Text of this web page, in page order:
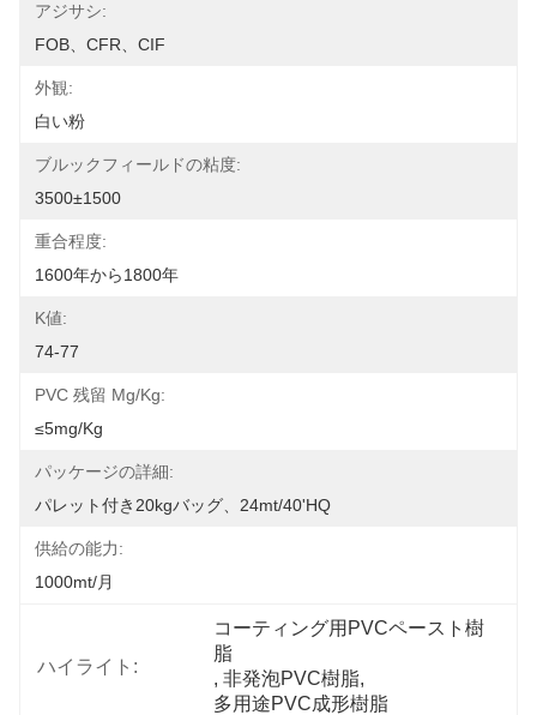
アジサシ:
FOB、CFR、CIF
外観:
白い粉
ブルックフィールドの粘度:
3500±1500
重合程度:
1600年から1800年
K値:
74-77
PVC 残留 Mg/kg:
≤5mg/kg
パッケージの詳細:
パレット付き20kgバッグ、24mt/40'HQ
供給の能力:
1000mt/月
ハイライト:
コーティング用PVCペースト樹
脂
, 非発泡PVC樹脂,
多用途PVC成形樹脂